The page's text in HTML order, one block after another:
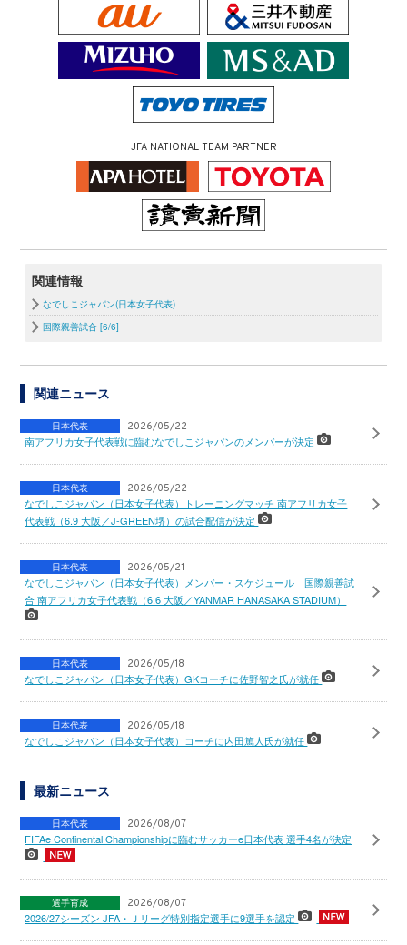
JFA NATIONAL TEAM PARTNER
関連情報
なでしこジャパン(日本女子代表)
国際親善試合 [6/6]
関連ニュース
日本代表 2026/05/22
南アフリカ女子代表戦に臨むなでしこジャパンのメンバーが決定
日本代表 2026/05/22
なでしこジャパン（日本女子代表）トレーニングマッチ 南アフリカ女子
代表戦（6.9 大阪／J-GREEN堺）の試合配信が決定
日本代表 2026/05/21
なでしこジャパン（日本女子代表）メンバー・スケジュール 国際親善試
合 南アフリカ女子代表戦（6.6 大阪／YANMAR HANASAKA STADIUM）
日本代表 2026/05/18
なでしこジャパン（日本女子代表）GKコーチに佐野智之氏が就任
日本代表 2026/05/18
なでしこジャパン（日本女子代表）コーチに内田篤人氏が就任
最新ニュース
日本代表 2026/08/07
FIFAe Continental Championshipに臨むサッカーe日本代表 選手4名が決定
選手育成 2026/08/07
2026/27シーズン JFA・Ｊリーグ特別指定選手に9選手を認定